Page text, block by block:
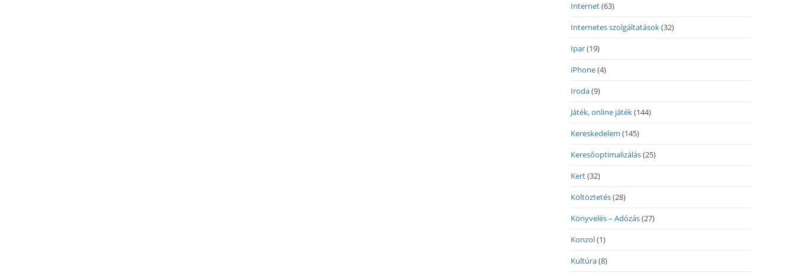
Internet(63)
Internetes szolgáltatások(32)
Ipar(19)
iPhone(4)
Iroda(9)
Játék, online játék(144)
Kereskedelem (145)
Keresőoptimalizálás(25)
Kert(32)
Költöztetés(28)
Könyvelés – Adózás(27)
Konzol(1)
Kultúra(8)